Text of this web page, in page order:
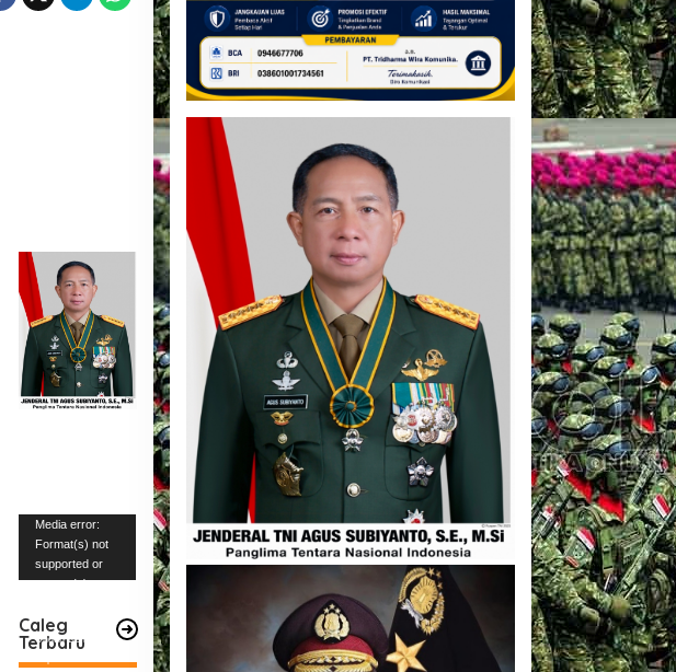
Pemutar
Video
Media error:
Format(s) not
supported or
source(s) not
Unduh Berkas:
Caleg
Terbaru